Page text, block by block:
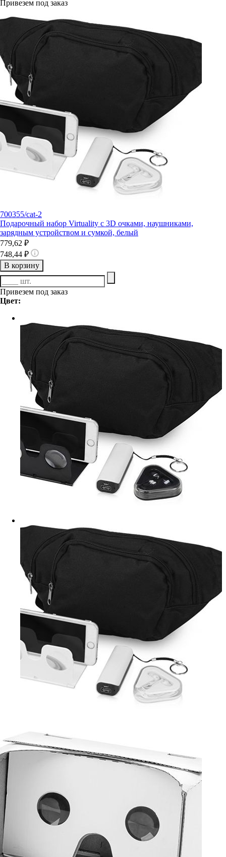
Привезем под заказ
700355/cat-2
Подарочный набор Virtuality с 3D очками, наушниками,
зарядным устройством и сумкой, белый
779,62 ₽
748,44 ₽
В корзину
Привезем под заказ
Цвет: